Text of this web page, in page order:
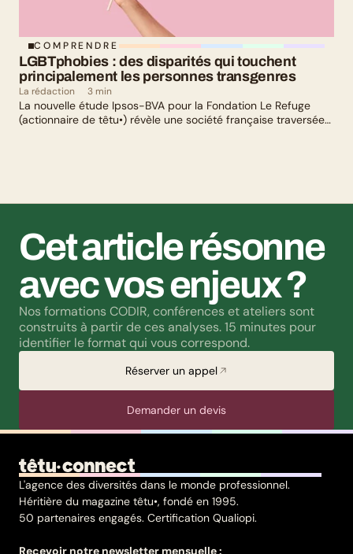
COMPRENDRE
LGBTphobies : des disparités qui touchent
principalement les personnes transgenres
La rédaction 3 min
La nouvelle étude Ipsos-BVA pour la Fondation Le Refuge
(actionnaire de têtu•) révèle une société française traversée
Cet article résonne
avec vos enjeux ?
Nos formations CODIR, conférences et ateliers sont
construits à partir de ces analyses. 15 minutes pour
identifier le format qui vous correspond.
Réserver un appel
Demander un devis
L'agence des diversités dans le monde professionnel.
Héritière du magazine têtu•, fondé en 1995.
50 partenaires engagés. Certification Qualiopi.